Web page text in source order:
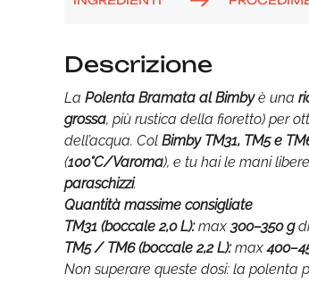
Descrizione
La Polenta Bramata al Bimbyè una
grossa, più rustica della fioretto) per
dell’acqua. Col Bimby TM31, TM5 e
(100°C/Varoma), e tu hai le mani
paraschizzi.
Quantità massime consigliate
TM31 (boccale 2,0 L):max300–350 g
TM5 / TM6 (boccale 2,2 L):max
Non superare queste dosi: la polenta